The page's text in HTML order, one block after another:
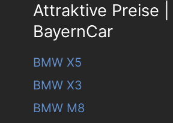
Attraktive Preise |
BayernCar
BMW X5
BMW X3
BMW M8